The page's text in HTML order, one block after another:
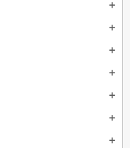
add
add
add
add
add
add
add